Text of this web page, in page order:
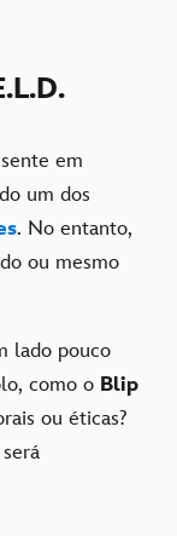
em
um dos
. No entanto,
ou mesmo
lado pouco
como o Blip
ou éticas?